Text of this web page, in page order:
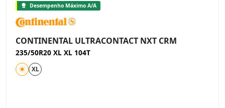
Desempenho Máximo A/A
CONTINENTAL ULTRACONTACT NXT CRM
235/50R20 XL XL 104T
XL